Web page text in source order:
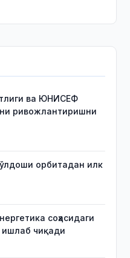
ва ЮНИСЕФ
ривожлантиришни
орбитадан илк
соҳасидаги
ишлаб чиқади